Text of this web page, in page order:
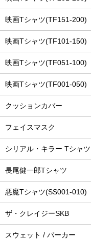
映画Tシャツ(TF151-200)
映画Tシャツ(TF101-150)
映画Tシャツ(TF051-100)
映画Tシャツ(TF001-050)
クッションカバー
フェイスマスク
シリアル・キラー Tシャツ
長尾健一郎Tシャツ
悪魔Tシャツ(SS001-010)
ザ・クレイジーSKB
スウェット / パーカー